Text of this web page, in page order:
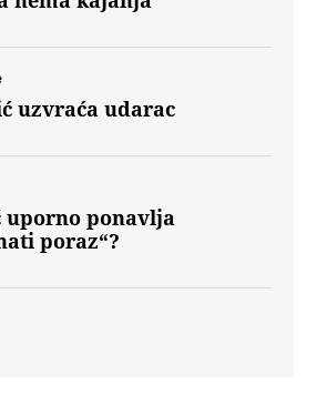
uzvraća udarac
uporno ponavlja
poraz“?